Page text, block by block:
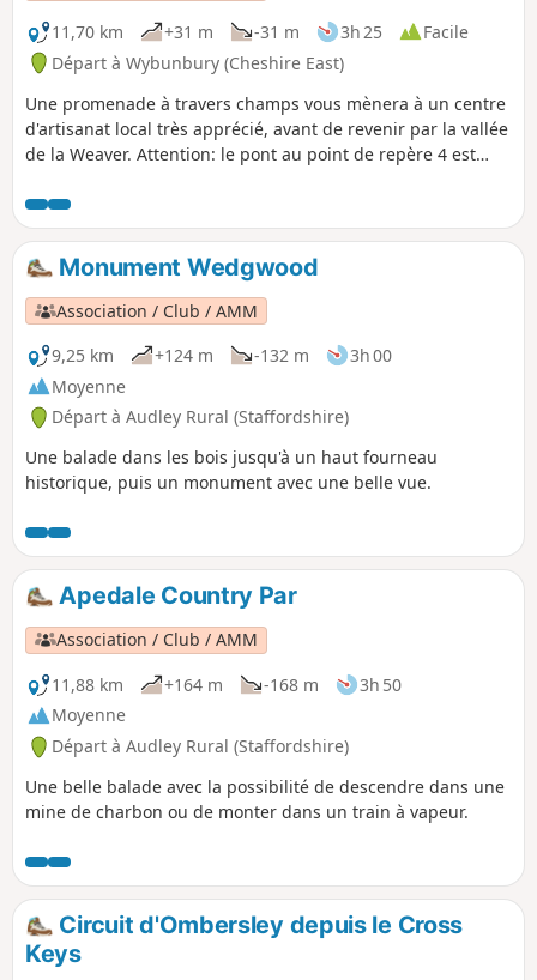
11,70 km
+31 m -31 m 3h 25
Facile
Départ à Wybunbury (Cheshire East)
Une promenade à travers champs vous mènera à un centre
d'artisanat local très apprécié, avant de revenir par la vallée
de la Weaver. Attention: le pont au point de repère 4 est
l'instant, nous te conseillons de faire cette balade comme
un aller-retour et pas comme une boucle jusqu'à ce qu'une
alternative soit trouvée.
Monument Wedgwood
Association / Club / AMM
9,25 km
+124 m -132 m
3h 00
Moyenne
Départ à Audley Rural (Staffordshire)
Une balade dans les bois jusqu'à un haut fourneau
historique, puis un monument avec une belle vue.
Apedale Country Par
Association / Club / AMM
11,88 km
+164 m -168 m
3h 50
Moyenne
Départ à Audley Rural (Staffordshire)
Une belle balade avec la possibilité de descendre dans une
mine de charbon ou de monter dans un train à vapeur.
Circuit d'Ombersley depuis le Cross
Keys